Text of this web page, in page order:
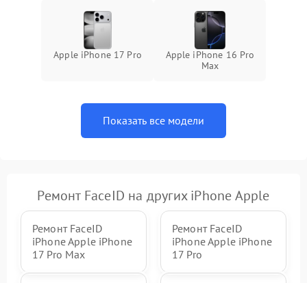
Apple iPhone 17 Pro
Apple iPhone 16 Pro
Max
Показать все модели
Ремонт FaceID на других iPhone Apple
Ремонт FaceID
iPhone Apple iPhone
17 Pro Max
Ремонт FaceID
iPhone Apple iPhone
17 Pro